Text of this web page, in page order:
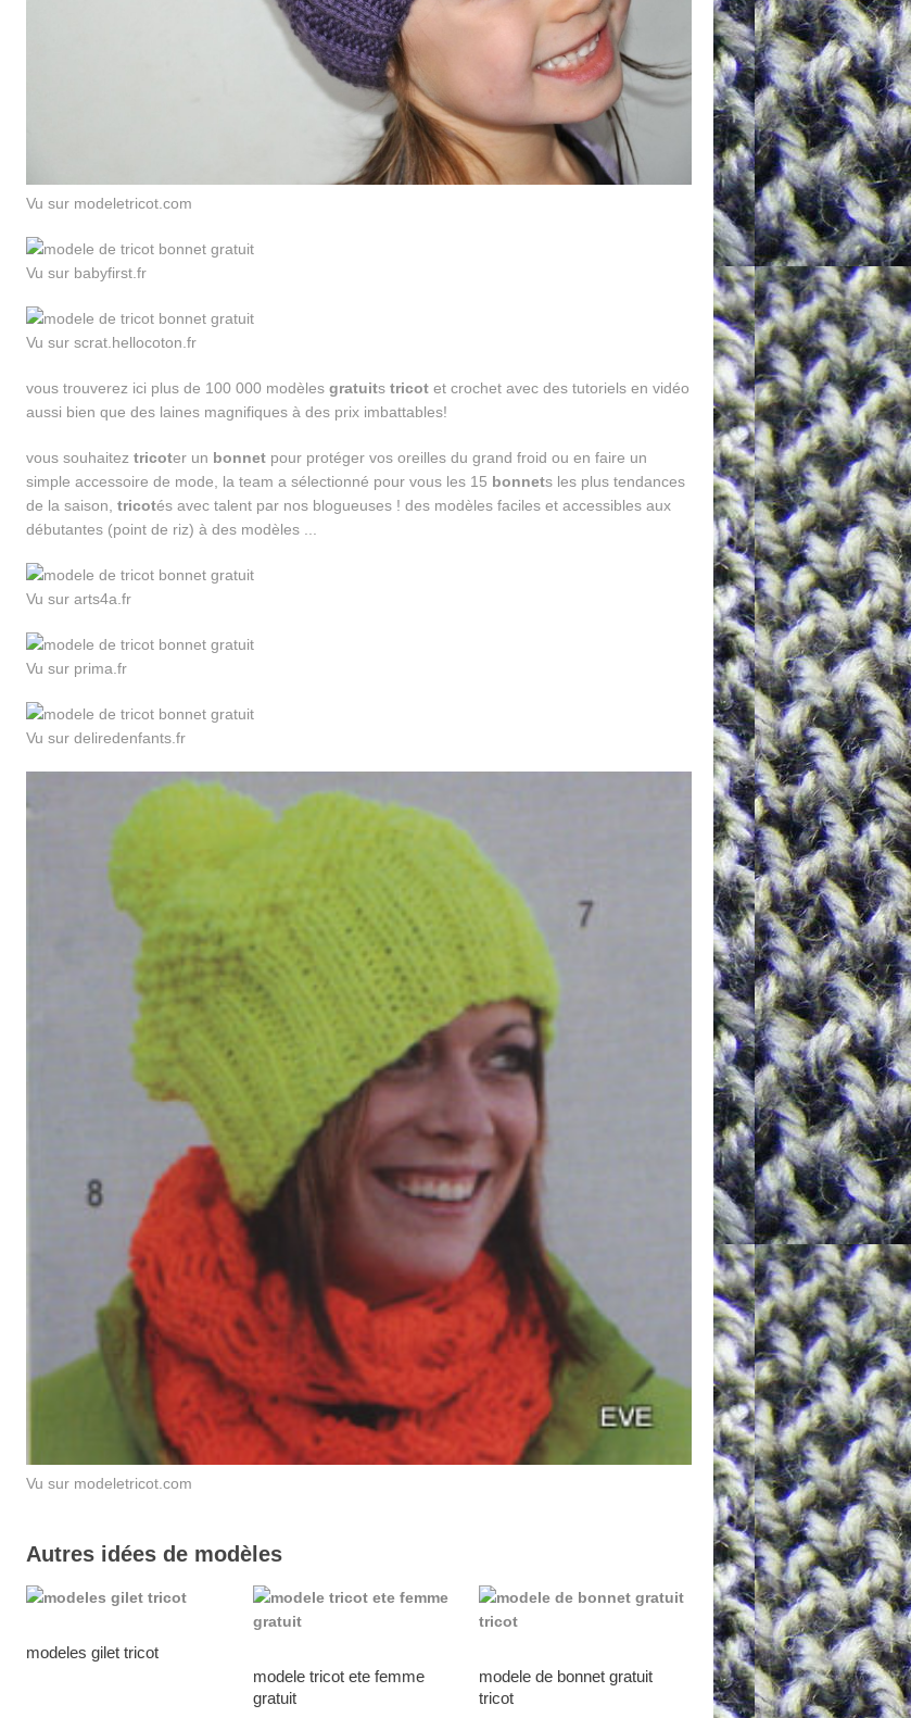
Vu sur modeletricot.com
Vu sur babyfirst.fr
Vu sur scrat.hellocoton.fr
vous trouverez ici plus de 100 000 modèles gratuits tricotet crochet avec des tutoriels en vidéo
aussi bien que des laines magnifiques à des prix imbattables!
vous souhaitez tricoter un bonnetpour protéger vos oreilles du grand froid ou en faire un
simple accessoire de mode, la team a sélectionné pour vous les 15 bonnets les plus tendances
de la saison, tricotés avec talent par nos blogueuses ! des modèles faciles et accessibles aux
débutantes (point de riz) à des modèles ...
Vu sur arts4a.fr
Vu sur prima.fr
Vu sur deliredenfants.fr
Vu sur modeletricot.com
Autres idées de modèles
modeles gilet tricot
modele tricot ete femme
gratuit
modele de bonnet gratuit
tricot